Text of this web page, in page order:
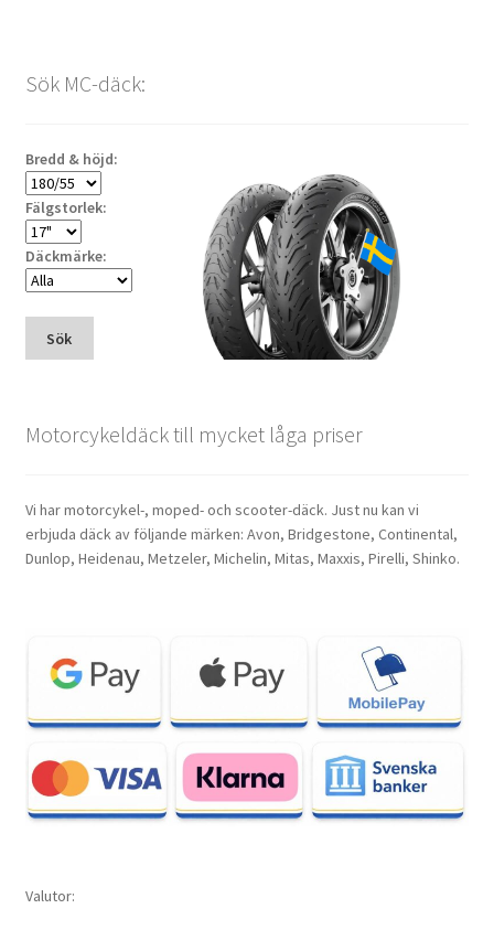
Sök MC-däck:
Bredd & höjd:
Fälgstorlek:
Däckmärke:
Sök
Motorcykeldäck till mycket låga priser
Vi har motorcykel-, moped- och scooter-däck. Just nu kan vi
erbjuda däck av följande märken: Avon, Bridgestone, Continental,
Dunlop, Heidenau, Metzeler, Michelin, Mitas, Maxxis, Pirelli, Shinko.
Valutor: